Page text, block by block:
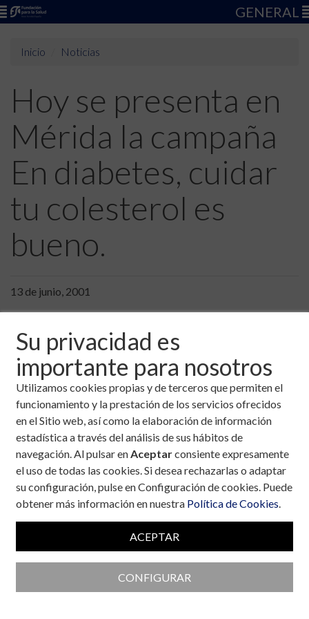
Su privacidad es
importante para nosotros
Utilizamos cookies propias y de terceros que permiten el
funcionamiento y la prestación de los servicios ofrecidos
en el Sitio web, así como la elaboración de información
estadística a través del análisis de sus hábitos de
navegación. Al pulsar enAceptarconsiente expresamente
el uso de todas las cookies. Si desea rechazarlas o adaptar
su configuración, pulse en Configuración de cookies. Puede
obtener más información en nuestra Política de Cookies.
ACEPTAR
CONFIGURAR
GENERAL
Inicio Noticias
Hoy se presenta en
Mérida la campaña
En diabetes, cuidar
tu colesterol es
bueno.
13 de junio, 2001
pdf)
Colaboran con la Fundación